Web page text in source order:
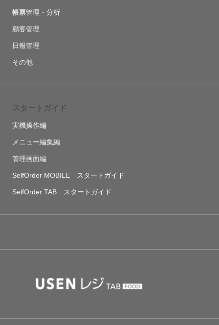
帳票管理・分析
顧客管理
日報管理
その他
スタートガイド
実機操作編
メニュー編集編
管理画面編
SelfOrder MOBILE スタートガイド
SelfOrder TAB スタートガイド